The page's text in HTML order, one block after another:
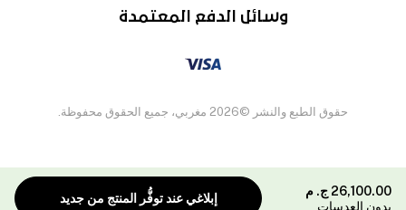
26,100.00 ج. م
بدون العدسات
إبلاغي عند توفُّر المنتج من جديد
وسائل الدفع المعتمدة
حقوق الطبع والنشر ©2026 مغربي، جميع الحقوق محفوظة.